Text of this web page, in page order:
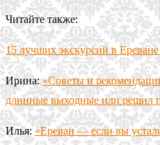
Читайте также:
15 лучших экскурсий в
Ирина:«Советы и
длинные выходные или решил
Илья:«Ереван — если вы